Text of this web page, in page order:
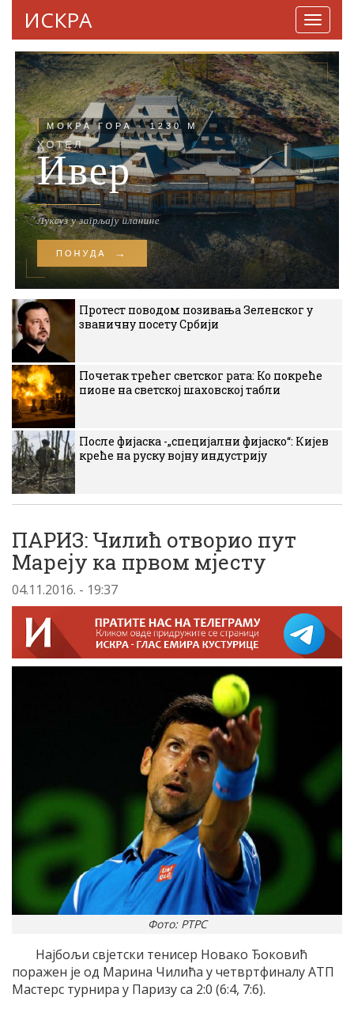
ИСКРА
Протест поводом позивања Зеленског у
званичну посету Србији
Почетак трећег светског рата: Ко покреће
пионе на светској шаховској табли
После фијаска -„специјални фијаско“: Кијев
креће на руску војну индустрију
ПАРИЗ: Чилић отворио пут
Мареју ка првом мјесту
04.11.2016. - 19:37
Фото: РТРС
Најбољи свјетски тенисер Новако Ђоковић
поражен је од Марина Чилића у четвртфиналу АТП
Мастерс турнира у Паризу са 2:0 (6:4, 7:6).